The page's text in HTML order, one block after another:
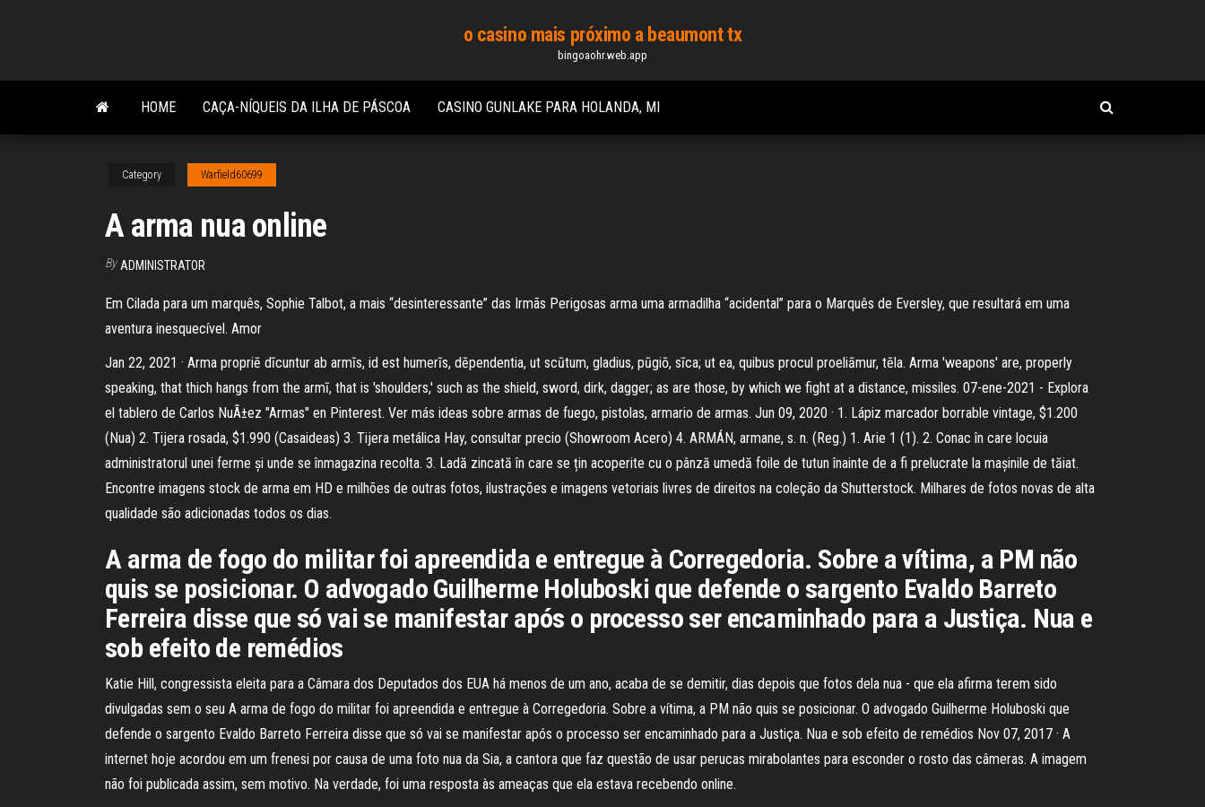
content
o casino mais próximo a beaumont tx
bingoaohr.web.app
HOME CAÇA-NÍQUEIS DA ILHA DE PÁSCOA CASINO GUNLAKE PARA HOLANDA, MI
Category Warfield60699
A arma nua online
By ADMINISTRATOR
Em Cilada para um marquês, Sophie Talbot, a mais “desinteressante” das Irmãs Perigosas arma uma armadilha “acidental” para o Marquês de Eversley, que resultará em uma
aventura inesquecível. Amor
Jan 22, 2021 · Arma propriē dīcuntur ab armīs, id est humerīs, dēpendentia, ut scūtum, gladius, pūgiō, sīca; ut ea, quibus procul proeliāmur, tēla. Arma 'weapons' are, properly
speaking, that thich hangs from the armī, that is 'shoulders,' such as the shield, sword, dirk, dagger; as are those, by which we fight at a distance, missiles. 07-ene-2021 - Explora
el tablero de Carlos NuÃ±ez "Armas" en Pinterest. Ver más ideas sobre armas de fuego, pistolas, armario de armas. Jun 09, 2020 · 1. Lápiz marcador borrable vintage, $1.200
(Nua) 2. Tijera rosada, $1.990 (Casaideas) 3. Tijera metálica Hay, consultar precio (Showroom Acero) 4. ARMÁN, armane, s. n. (Reg.) 1. Arie 1 (1). 2. Conac în care locuia
administratorul unei ferme și unde se înmagazina recolta. 3. Ladă zincată în care se țin acoperite cu o pânză umedă foile de tutun înainte de a fi prelucrate la mașinile de tăiat.
Encontre imagens stock de arma em HD e milhões de outras fotos, ilustrações e imagens vetoriais livres de direitos na coleção da Shutterstock. Milhares de fotos novas de alta
qualidade são adicionadas todos os dias.
A arma de fogo do militar foi apreendida e entregue à Corregedoria. Sobre a vítima, a PM não
quis se posicionar. O advogado Guilherme Holuboski que defende o sargento Evaldo Barreto
Ferreira disse que só vai se manifestar após o processo ser encaminhado para a Justiça. Nua e
sob efeito de remédios
Katie Hill, congressista eleita para a Câmara dos Deputados dos EUA há menos de um ano, acaba de se demitir, dias depois que fotos dela nua - que ela afirma terem sido
divulgadas sem o seu A arma de fogo do militar foi apreendida e entregue à Corregedoria. Sobre a vítima, a PM não quis se posicionar. O advogado Guilherme Holuboski que
defende o sargento Evaldo Barreto Ferreira disse que só vai se manifestar após o processo ser encaminhado para a Justiça. Nua e sob efeito de remédios Nov 07, 2017 · A
internet hoje acordou em um frenesi por causa de uma foto nua da Sia, a cantora que faz questão de usar perucas mirabolantes para esconder o rosto das câmeras. A imagem
não foi publicada assim, sem motivo. Na verdade, foi uma resposta às ameaças que ela estava recebendo online.